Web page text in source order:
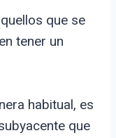
que se
tener un
habitual, es
que